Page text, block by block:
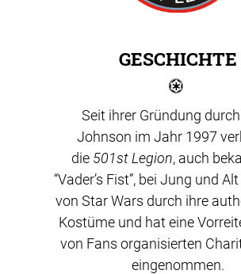
GESCHICHTE
Seit ihrer Gründung
Johnson im Jahr 1997
die 501st Legion, auch
“Vader’s Fist”, bei Jung und
von Star Wars durch ihre
Kostüme und hat eine
von Fans organisierten
eingenommen.